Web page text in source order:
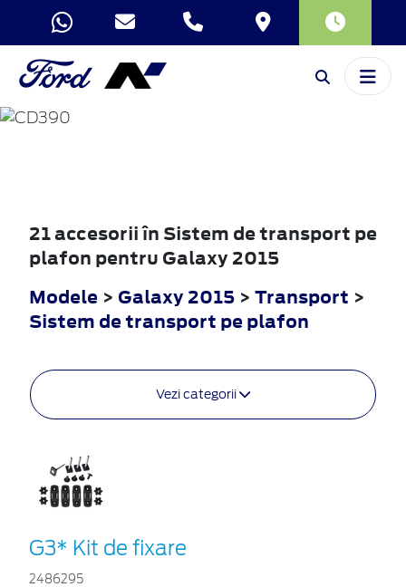
GALAXY
21 accesorii în Sistem de transport pe
plafon pentru Galaxy 2015
Modele > Galaxy 2015 > Transport >
Sistem de transport pe plafon
Vezi categorii
G3* Kit de fixare
2486295